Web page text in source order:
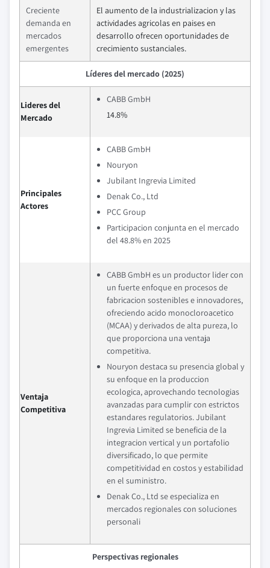
Creciente
demanda en
mercados
emergentes
El aumento de la industrializacion y las
actividades agricolas en paises en
desarrollo ofrecen oportunidades de
crecimiento sustanciales.
Líderes del mercado (2025)
Lideres del
Mercado
CABB GmbH
14.8%
Principales
Actores
CABB GmbH
Nouryon
Jubilant Ingrevia Limited
Denak Co., Ltd
PCC Group
Participacion conjunta en el mercado
del 48.8% en 2025
Ventaja
Competitiva
CABB GmbH es un productor lider con
un fuerte enfoque en procesos de
fabricacion sostenibles e innovadores,
ofreciendo acido monocloroacetico
(MCAA) y derivados de alta pureza, lo
que proporciona una ventaja
competitiva.
Nouryon destaca su presencia global y
su enfoque en la produccion
ecologica, aprovechando tecnologias
avanzadas para cumplir con estrictos
estandares regulatorios. Jubilant
Ingrevia Limited se beneficia de la
integracion vertical y un portafolio
diversificado, lo que permite
competitividad en costos y estabilidad
en el suministro.
Denak Co., Ltd se especializa en
mercados regionales con soluciones
personali
Perspectivas regionales